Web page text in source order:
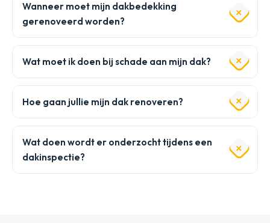
Wanneer moet mijn dakbedekking
gerenoveerd worden?
Wat moet ik doen bij schade aan mijn dak?
Hoe gaan jullie mijn dak renoveren?
Wat doen wordt er onderzocht tijdens een
dakinspectie?